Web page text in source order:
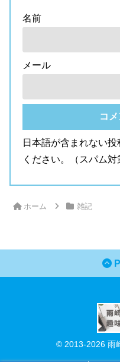
名前
メール
日本語が含まれない
ください。（スパム対
ホーム 雑記
© 2013-2026 雨